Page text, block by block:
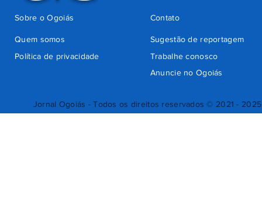
Jornal Ogoiás - Todos os direitos reservados © 2021 - 2025
Quem somos
Sugestão de reportagem
Trabalhe conosco
Política de privacidade
Anuncie no Ogoiás
Contato
Sobre o Ogoiás